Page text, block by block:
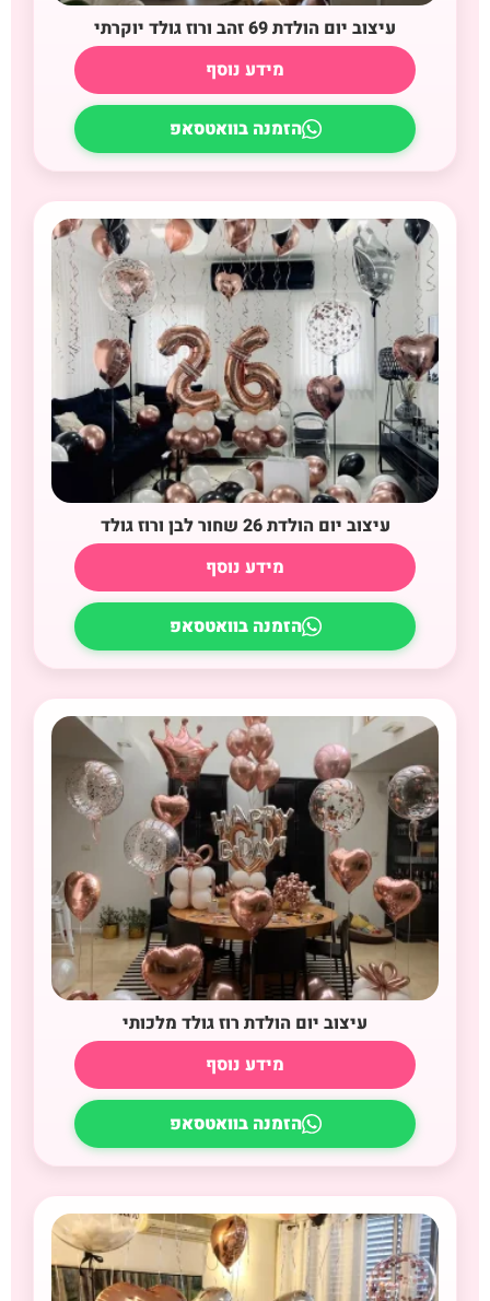
עיצוב יום הולדת 69 זהב ורוז גולד יוקרתי
מידע נוסף
הזמנה בוואטסאפ
עיצוב יום הולדת 26 שחור לבן ורוז גולד
מידע נוסף
הזמנה בוואטסאפ
עיצוב יום הולדת רוז גולד מלכותי
מידע נוסף
הזמנה בוואטסאפ